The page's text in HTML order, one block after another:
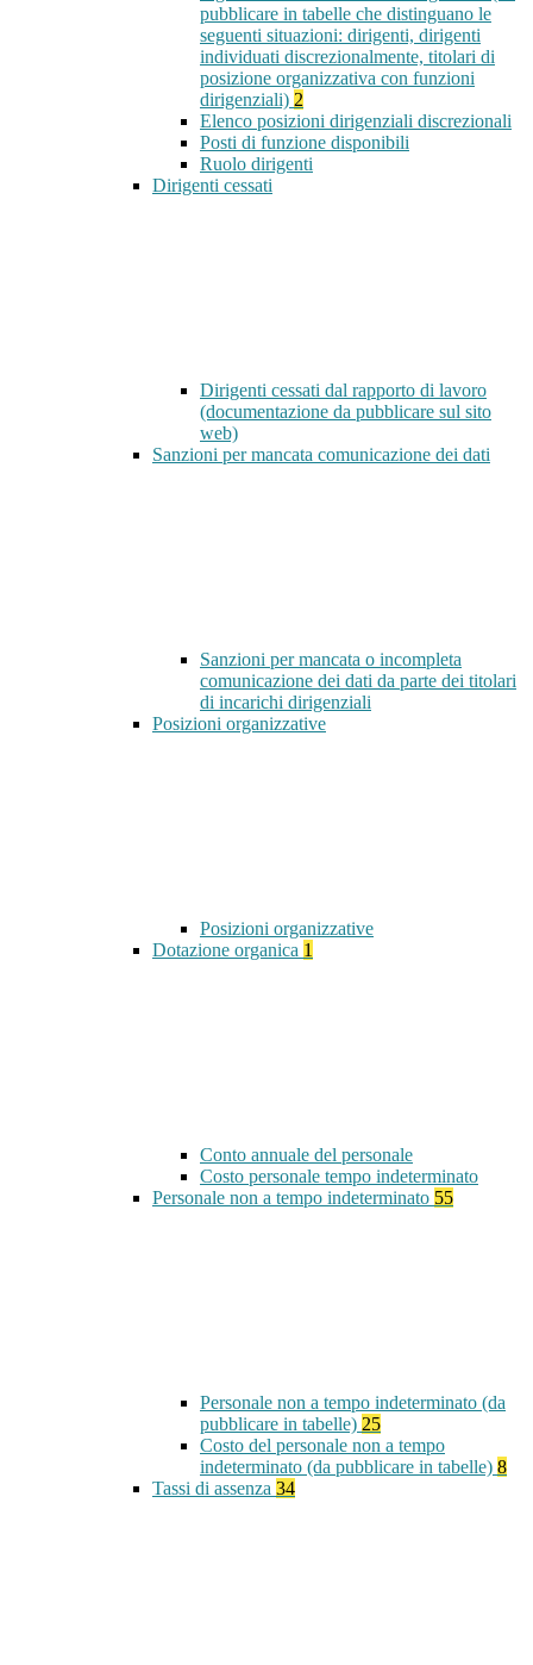
pubblicare in tabelle che distinguano le
seguenti situazioni: dirigenti, dirigenti
individuati discrezionalmente, titolari di
posizione organizzativa con funzioni
dirigenziali) 2
Elenco posizioni dirigenziali discrezionali
Posti di funzione disponibili
Ruolo dirigenti
Dirigenti cessati
Dirigenti cessati dal rapporto di lavoro
(documentazione da pubblicare sul sito
web)
Sanzioni per mancata comunicazione dei dati
Sanzioni per mancata o incompleta
comunicazione dei dati da parte dei titolari
di incarichi dirigenziali
Posizioni organizzative
Posizioni organizzative
Dotazione organica 1
Conto annuale del personale
Costo personale tempo indeterminato
Personale non a tempo indeterminato 55
Personale non a tempo indeterminato (da
pubblicare in tabelle) 25
Costo del personale non a tempo
indeterminato (da pubblicare in tabelle) 8
Tassi di assenza 34